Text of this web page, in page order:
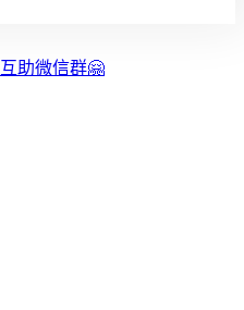
互助微信群🤗